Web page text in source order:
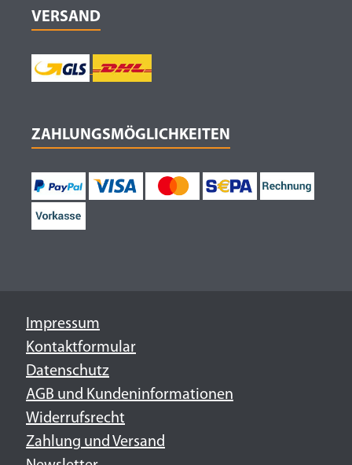
VERSAND
ZAHLUNGSMÖGLICHKEITEN
Impressum
Kontaktformular
Datenschutz
AGB und Kundeninformationen
Widerrufsrecht
Zahlung und Versand